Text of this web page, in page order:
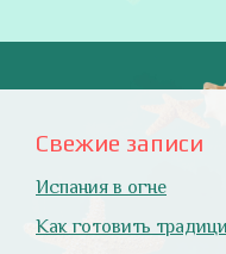
Свежие записи
Испания в огне
Как готовить